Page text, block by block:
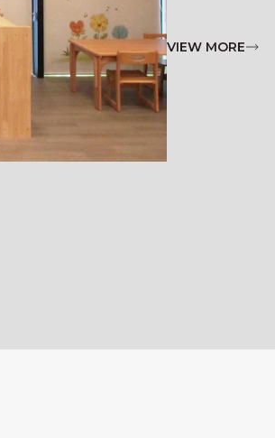
VIEW MORE